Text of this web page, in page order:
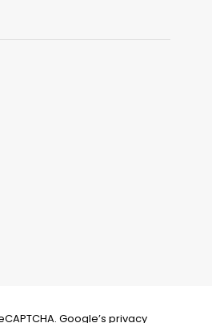
Google’s privacy